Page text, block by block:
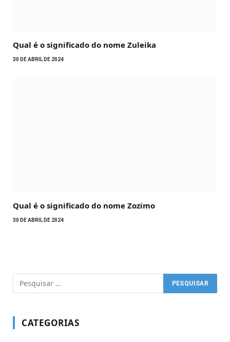
Qual é o significado do nome Zuleika
30 DE ABRIL DE 2024
Qual é o significado do nome Zozimo
30 DE ABRIL DE 2024
CATEGORIAS